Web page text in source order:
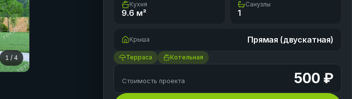
1 /4
Кухня
9.6 м²
Санузлы
1
Крыша Прямая (двускатная)
Терраса Котельная
Стоимость проекта 500 ₽